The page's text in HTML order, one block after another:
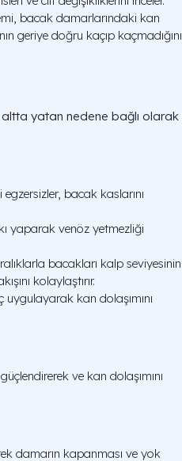
bacak damarlarındaki kan
geriye doğru kaçıp kaçmadığını
yatan nedene bağlı olarak
bacak kaslarını
yaparak venöz yetmezliği
bacakları kalp seviyesinin
kolaylaştırır.
kan dolaşımını
ve kan dolaşımını
damarın kapanması ve yok